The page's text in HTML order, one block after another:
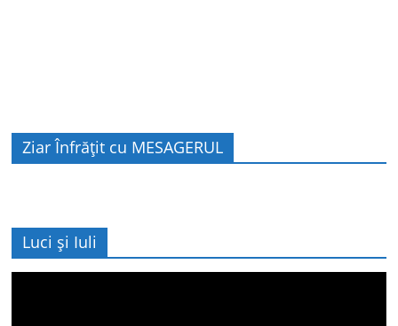
Ziar Înfrățit cu MESAGERUL
Luci și Iuli